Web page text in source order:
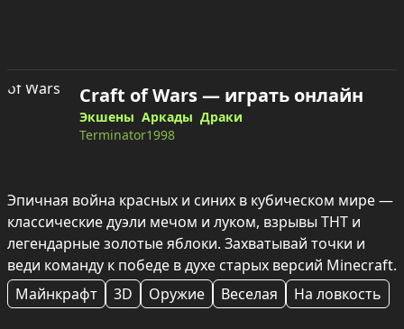
Craft of Wars — играть онлайн
Экшены Аркады Драки
Terminator1998
Эпичная война красных и синих в кубическом мире —
классические дуэли мечом и луком, взрывы ТНТ и
легендарные золотые яблоки. Захватывай точки и
веди команду к победе в духе старых версий Minecraft.
Майнкрафт
3D Оружие Веселая На ловкость